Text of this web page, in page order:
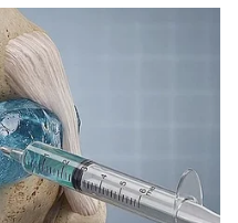
ನಾಪತ್ತೆಯಾದರು!
ಯಶ್‌ ‘ಟಾಕ್ಸಿಕ್‌’ ನೋಡಿ ಫ್ಯಾನ್ಸ್‌